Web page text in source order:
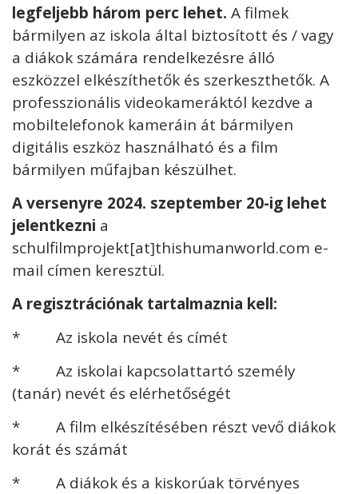
legfeljebb három perc lehet. A filmek
bármilyen az iskola által biztosított és / vagy
a diákok számára rendelkezésre álló
eszközzel elkészíthetők és szerkeszthetők. A
professzionális videokameráktól kezdve a
mobiltelefonok kameráin át bármilyen
digitális eszköz használható és a film
bármilyen műfajban készülhet.
A versenyre 2024. szeptember 20-ig lehet
jelentkezni a
schulfilmprojekt[at]thishumanworld.com e-
mail címen keresztül.
A regisztrációnak tartalmaznia kell:
* Az iskola nevét és címét
* Az iskolai kapcsolattartó személy
(tanár) nevét és elérhetőségét
* A film elkészítésében részt vevő diákok
korát és számát
* A diákok és a kiskorúak törvényes